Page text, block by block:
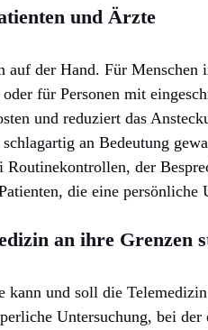
und Ärzte
auf der Hand. Für
oder für Personen mit
und reduziert das
schlagartig an Bedeutung
Routinekontrollen, der
die eine persönliche
an ihre Grenzen
kann und soll die
Untersuchung, bei